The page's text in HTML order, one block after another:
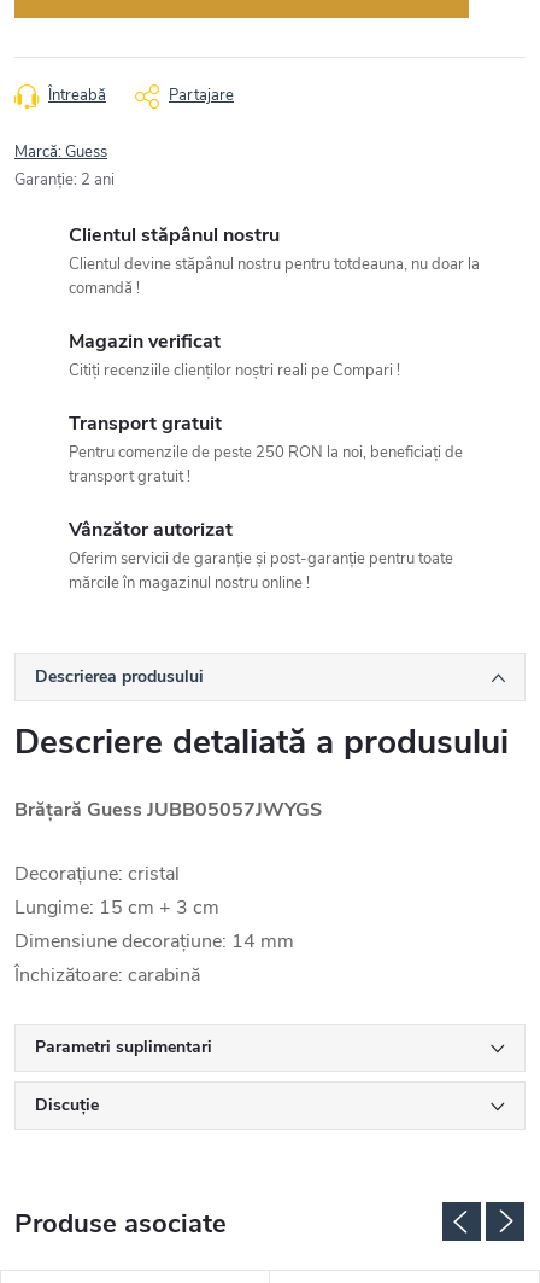
Întreabă Partajare
Marcă:Guess
Garanţie: 2 ani
Clientul stăpânul nostru
Clientul devine stăpânul nostru pentru totdeauna, nu doar la
comandă !
Magazin verificat
Citiți recenziile clienților noștri reali pe Compari !
Transport gratuit
Pentru comenzile de peste 250 RON la noi, beneficiați de
transport gratuit !
Vânzător autorizat
Oferim servicii de garanție și post-garanție pentru toate
mărcile în magazinul nostru online !
Descrierea produsului
Descriere detaliată a produsului
Brățară Guess JUBB05057JWYGS
Decorațiune: cristal
Lungime: 15 cm + 3 cm
Dimensiune decorațiune: 14 mm
Închizătoare: carabină
Parametri suplimentari
Discuţie
Produse asociate